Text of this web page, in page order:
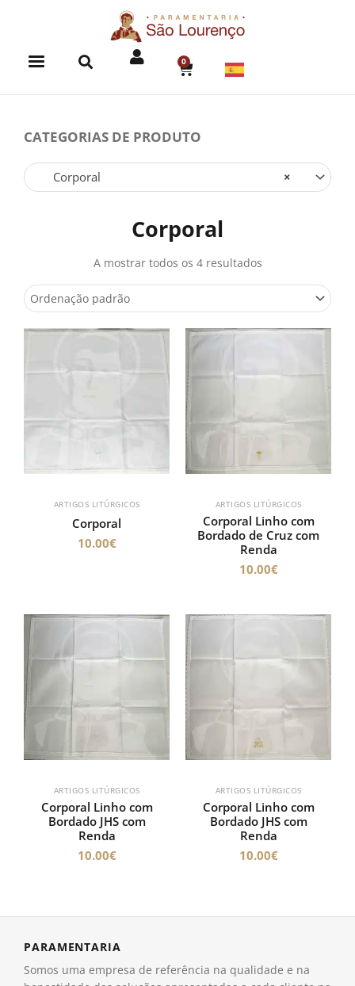
0
CART
CATEGORIAS DE PRODUTO
×
Corporal
Corporal
A mostrar todos os 4 resultados
ARTIGOS LITÚRGICOS
Corporal
10.00€
ARTIGOS LITÚRGICOS
Corporal Linho com
Bordado de Cruz com
Renda
10.00€
ARTIGOS LITÚRGICOS
Corporal Linho com
Bordado JHS com
Renda
10.00€
ARTIGOS LITÚRGICOS
Corporal Linho com
Bordado JHS com
Renda
10.00€
PARAMENTARIA
Somos uma empresa de referência na qualidade e na